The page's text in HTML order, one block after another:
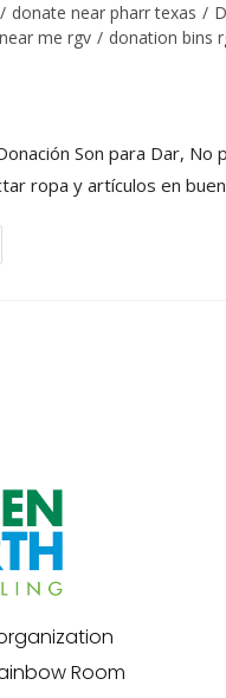
/ donate near pharr texas /
me rgv / donation bins
Son para Dar, No
ropa y artículos en
Room